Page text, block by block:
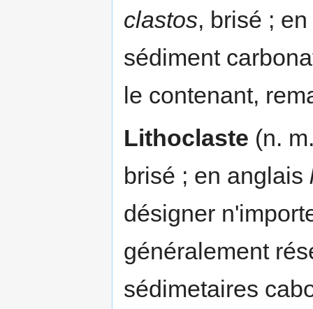
clastos, brisé ;
sédiment
le contenant,
Lithoclaste (n.
brisé ; en anglais
désigner
généralement
sédimetaires